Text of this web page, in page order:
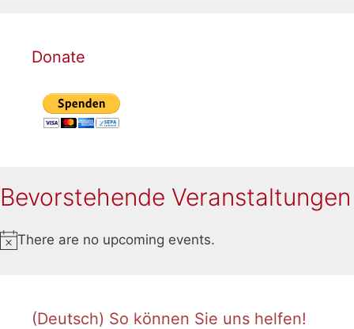
Donate
Bevorstehende Veranstaltungen
N
There are no upcoming events.
(Deutsch) So können Sie uns helfen!